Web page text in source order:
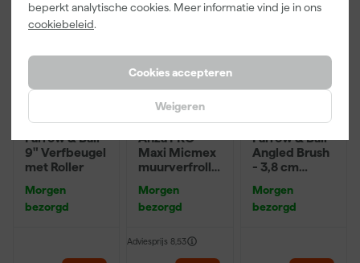
beperkt analytische cookies. Meer informatie vind je in ons
cookiebeleid.
Cookies accepteren
Weigeren
Farrow & Ball
9" Verfbeugel
met Roller
Morgen
bezorgd
Anza PRO
Maxi Micmex
muurverfrolle
Morgen
bezorgd
Adviesprijs 8,53
Farrow & Ball
Angled Brush
- 3,8 cm
Morgen
bezorgd